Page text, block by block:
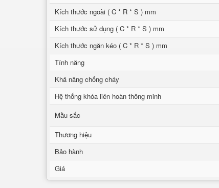
Kích thước ngoài ( C * R * S ) mm
Kích thước sử dụng ( C * R * S ) mm
Kích thước ngăn kéo ( C * R * S ) mm
Tính năng
Khả năng chống cháy
Hệ thống khóa liên hoàn thông minh
Mầu sắc
Thương hiệu
Bảo hành
Giá